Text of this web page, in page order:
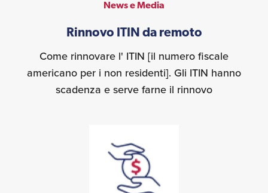
News e Media
Rinnovo ITIN da remoto
Come rinnovare l' ITIN [il numero fiscale
americano per i non residenti]. Gli ITIN hanno
scadenza e serve farne il rinnovo